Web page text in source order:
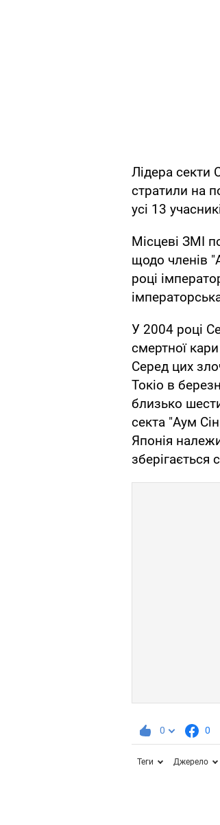
Лідера секти
стратили на
усі 13
Місцеві ЗМІ
щодо членів
році
У 2004 році
смертної
Серед цих
Токіо в
близько
секта "Аум
Японія
зберігається
0 0
Теги Джерело